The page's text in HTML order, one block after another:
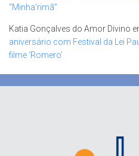
“Minha’rimã”
Katia Gonçalves do Amor Divino
aniversário com Festival da Lei
filme ‘Romero’